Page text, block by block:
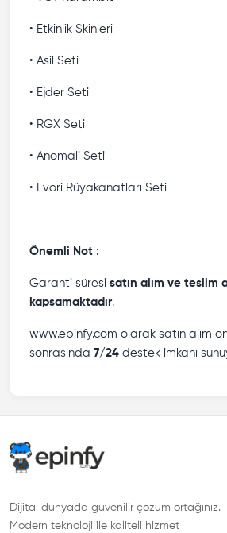
• Etkinlik Skinleri
• Asil Seti
• Ejder Seti
• RGX Seti
• Anomali Seti
• Evori Rüyakanatları Seti
Önemli Not :
Garanti süresi satın alım ve teslim
kapsamaktadır.
www.epinfy.com olarak satın alım
sonrasında 7/24 destek imkanı
Dijital dünyada güvenilir çözüm ortağınız.
Modern teknoloji ile kaliteli hizmet